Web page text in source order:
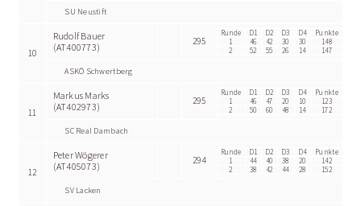
SU Neustift
10
Rudolf Bauer
(AT400773)
295
Runde D1 D2 D3 D4
Punkte
1
46 42 30 30
148
2
52 55 26 14 147
ASKÖ Schwertberg
11
Markus Marks
(AT402973)
295
Runde D1 D2 D3 D4
Punkte
1
46 47 20 10
123
2
50 60 48 14 172
SC Real Dambach
12
Peter Wögerer
(AT405073)
294
Runde D1 D2 D3 D4
Punkte
1
44 40 38 20
142
2
38 42 44 28 152
SV Lacken